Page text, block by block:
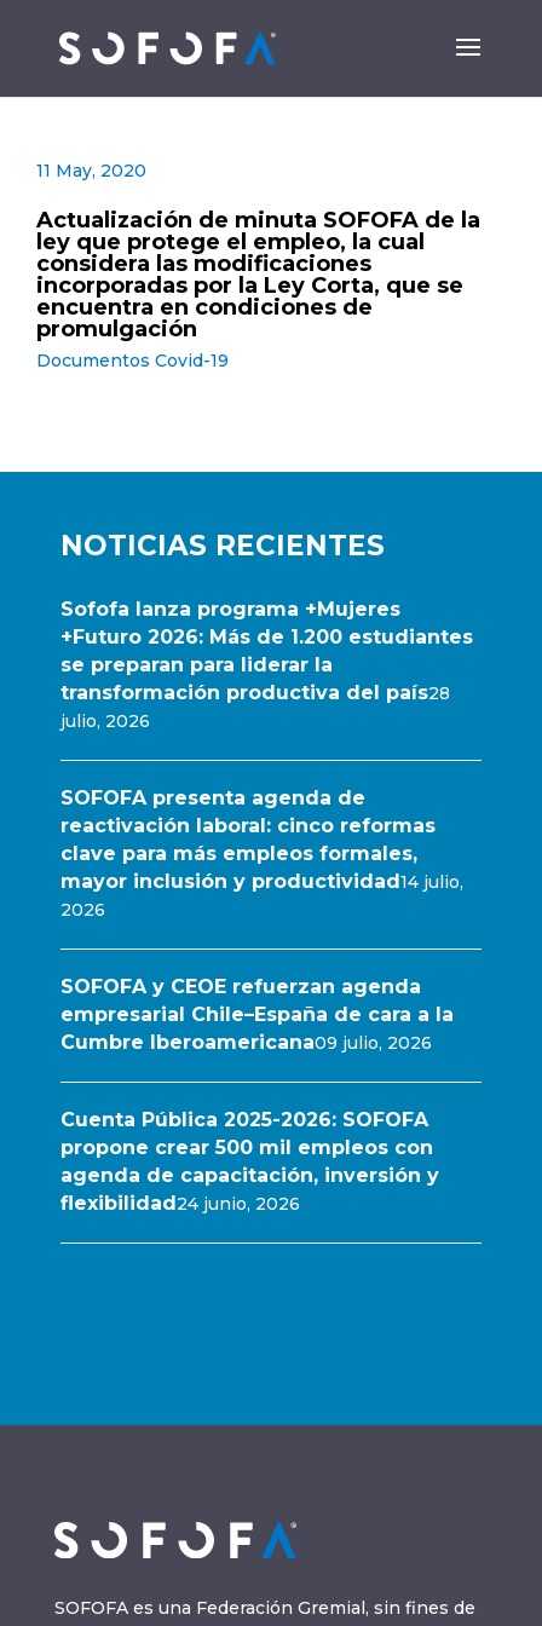
NOTICIAS RECIENTES
Sofofa lanza programa +Mujeres
+Futuro 2026: Más de 1.200 estudiantes
se preparan para liderar la
transformación productiva del país28
julio, 2026
SOFOFA presenta agenda de
reactivación laboral: cinco reformas
clave para más empleos formales,
mayor inclusión y productividad14 julio,
2026
SOFOFA y CEOE refuerzan agenda
empresarial Chile–España de cara a la
Cumbre Iberoamericana09 julio, 2026
Cuenta Pública 2025-2026: SOFOFA
propone crear 500 mil empleos con
agenda de capacitación, inversión y
flexibilidad24 junio, 2026
11 May, 2020
Actualización de minuta SOFOFA de la
ley que protege el empleo, la cual
considera las modificaciones
incorporadas por la Ley Corta, que se
encuentra en condiciones de
promulgación
Documentos Covid-19
SOFOFA es una Federación Gremial, sin fines de